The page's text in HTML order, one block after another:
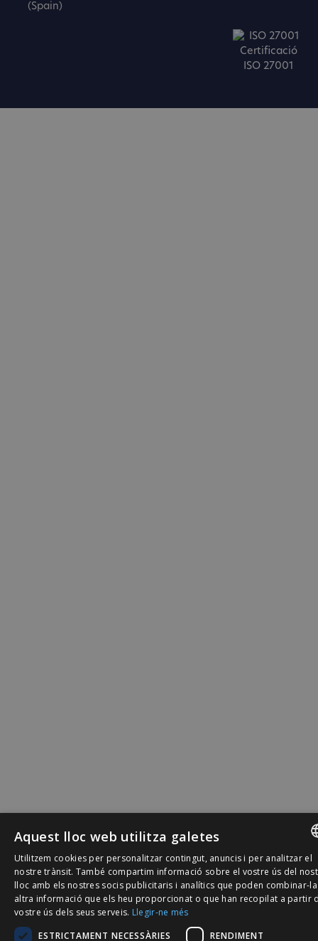
(Spain)
Certificació
ISO 27001
SPANISH
CATALÀ
Aquest lloc web utilitza galetes
Utilitzem cookies per personalitzar contingut, anuncis i per analitzar el
nostre trànsit. També compartim informació sobre el vostre ús del
lloc amb els nostres socis publicitaris i analítics que poden combinar-
altra informació que els heu proporcionat o que han recopilat a partir
vostre ús dels seus serveis. Llegir-ne més
ESTRICTAMENT NECESSÀRIES
RENDIMENT